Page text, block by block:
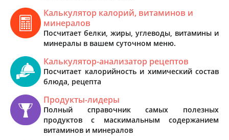
Калькулятор калорий, витаминов и
минералов
Посчитает белки, жиры, углеводы, витамины и
минералы в вашем суточном меню.
Калькулятор-анализатор рецептов
Посчитает калорийность и химический состав
блюда, рецепта
Продукты-лидеры
Полный справочник самых полезных
продуктов с маскимальным содержанием
витаминов и минералов